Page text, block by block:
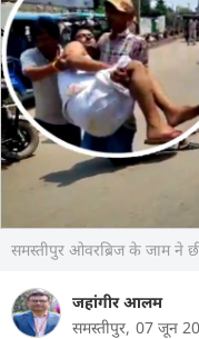
समस्तीपुर ओवरब्रिज के जाम ने
जहांगीर आलम
समस्तीपुर, 07 जून